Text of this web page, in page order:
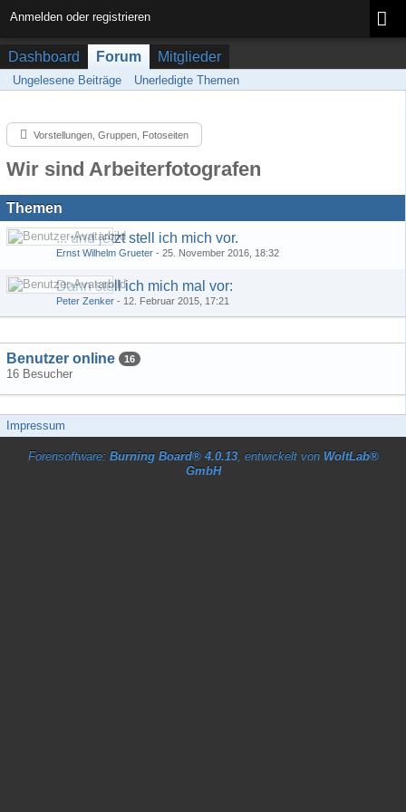
Anmelden oder registrieren
Dashboard Forum Mitglieder
Ungelesene Beiträge Unerledigte Themen
Vorstellungen, Gruppen, Fotoseiten
Wir sind Arbeiterfotografen
Themen
... und jetzt stell ich mich vor.
Ernst Wilhelm Grueter - 25. November 2016, 18:32
Dann stell ich mich mal vor:
Peter Zenker - 12. Februar 2015, 17:21
Benutzer online 16
16 Besucher
Impressum
Forensoftware: Burning Board® 4.0.13, entwickelt von WoltLab®
GmbH